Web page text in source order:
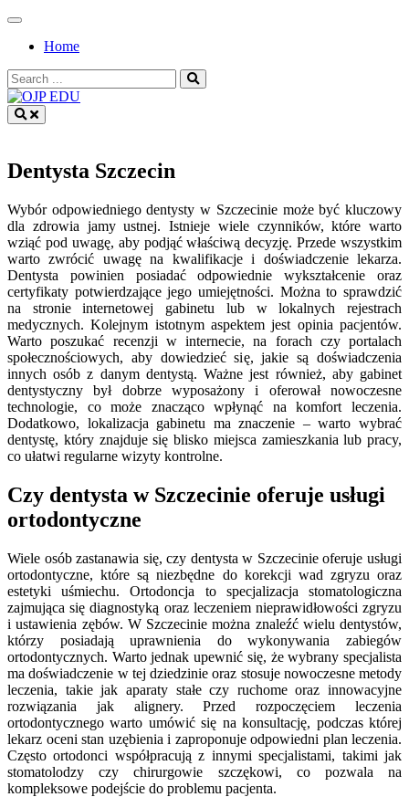
Skip
contentHome
Search
for:
Dentysta Szczecin
Wybór odpowiedniego dentysty w Szczecinie może być kluczowy
dla zdrowia jamy ustnej. Istnieje wiele czynników, które warto
wziąć pod uwagę, aby podjąć właściwą decyzję. Przede wszystkim
warto zwrócić uwagę na kwalifikacje i doświadczenie lekarza.
Dentysta powinien posiadać odpowiednie wykształcenie oraz
certyfikaty potwierdzające jego umiejętności. Można to sprawdzić
na stronie internetowej gabinetu lub w lokalnych rejestrach
medycznych. Kolejnym istotnym aspektem jest opinia pacjentów.
Warto poszukać recenzji w internecie, na forach czy portalach
społecznościowych, aby dowiedzieć się, jakie są doświadczenia
innych osób z danym dentystą. Ważne jest również, aby gabinet
dentystyczny był dobrze wyposażony i oferował nowoczesne
technologie, co może znacząco wpłynąć na komfort leczenia.
Dodatkowo, lokalizacja gabinetu ma znaczenie – warto wybrać
dentystę, który znajduje się blisko miejsca zamieszkania lub pracy,
co ułatwi regularne wizyty kontrolne.
Czy dentysta w Szczecinie oferuje usługi
ortodontyczne
Wiele osób zastanawia się, czy dentysta w Szczecinie oferuje usługi
ortodontyczne, które są niezbędne do korekcji wad zgryzu oraz
estetyki uśmiechu. Ortodoncja to specjalizacja stomatologiczna
zajmująca się diagnostyką oraz leczeniem nieprawidłowości zgryzu
i ustawienia zębów. W Szczecinie można znaleźć wielu dentystów,
którzy posiadają uprawnienia do wykonywania zabiegów
ortodontycznych. Warto jednak upewnić się, że wybrany specjalista
ma doświadczenie w tej dziedzinie oraz stosuje nowoczesne metody
leczenia, takie jak aparaty stałe czy ruchome oraz innowacyjne
rozwiązania jak alignery. Przed rozpoczęciem leczenia
ortodontycznego warto umówić się na konsultację, podczas której
lekarz oceni stan uzębienia i zaproponuje odpowiedni plan leczenia.
Często ortodonci współpracują z innymi specjalistami, takimi jak
stomatolodzy czy chirurgowie szczękowi, co pozwala na
kompleksowe podejście do problemu pacjenta.